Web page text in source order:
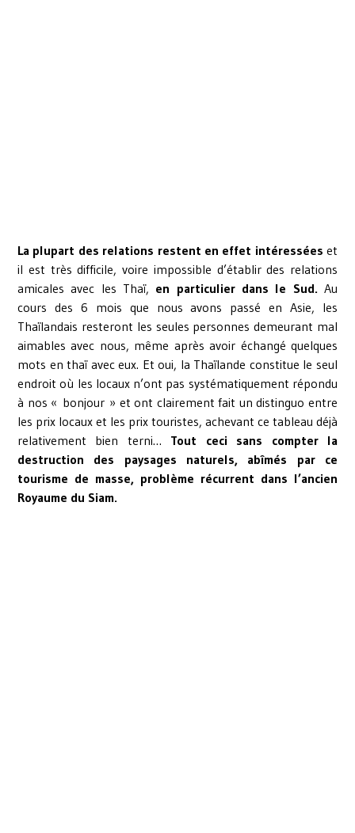
La plupart des relations restent en effet intéressées et
il est très difficile, voire impossible d’établir des relations
amicales avec les Thaï, en particulier dans le Sud.Au
cours des 6 mois que nous avons passé en Asie, les
Thaïlandais resteront les seules personnes demeurant mal
aimables avec nous, même après avoir échangé quelques
mots en thaï avec eux. Et oui, la Thaïlande constitue le seul
endroit où les locaux n’ont pas systématiquement répondu
à nos « bonjour » et ont clairement fait un distinguo entre
les prix locaux et les prix touristes, achevant ce tableau déjà
relativement bien terni… Tout ceci sans compter la
destruction des paysages naturels, abîmés par ce
tourisme de masse, problème récurrent dans l’ancien
Royaume du Siam.